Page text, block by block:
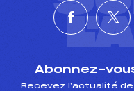
Abonnez-
Recevez l’actualité de